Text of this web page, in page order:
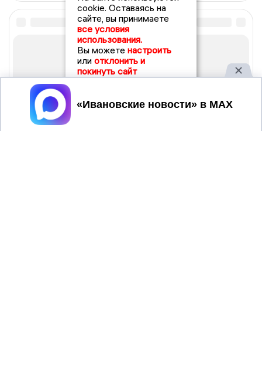
cookie. Оставаясь на
сайте, вы принимаете
все условия
использования.
Вы можете настроить
или отклонить и
покинуть сайт
Принять